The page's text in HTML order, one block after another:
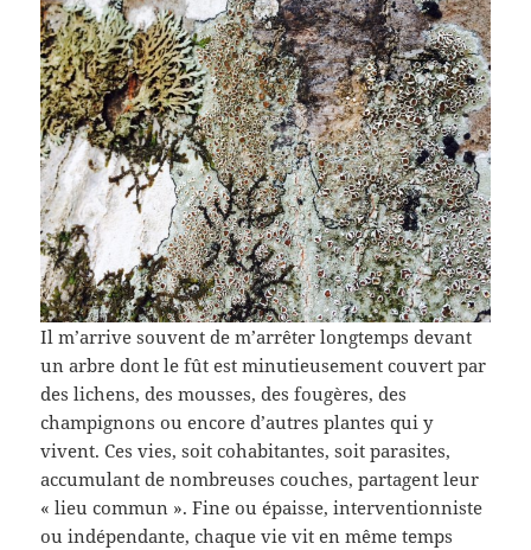
Il m’arrive souvent de m’arrêter longtemps devant
un arbre dont le fût est minutieusement couvert par
des lichens, des mousses, des fougères, des
champignons ou encore d’autres plantes qui y
vivent. Ces vies, soit cohabitantes, soit parasites,
accumulant de nombreuses couches, partagent leur
« lieu commun ». Fine ou épaisse, interventionniste
ou indépendante, chaque vie vit en même temps